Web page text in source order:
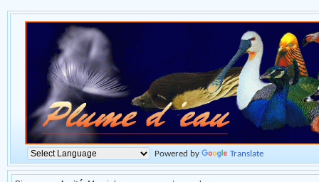
Powered by Translate